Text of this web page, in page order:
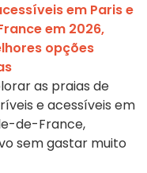
em Paris e
em 2026,
opções
as praias de
e acessíveis em
de-France,
sem gastar muito